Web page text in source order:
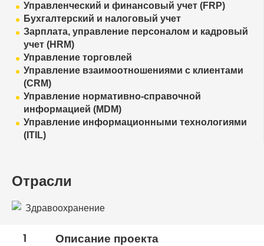
Управленческий и финансовый учет (FRP)
Бухгалтерский и налоговый учет
Зарплата, управление персоналом и кадровый
учет (HRM)
Управление торговлей
Управление взаимоотношениями с клиентами
(CRM)
Управление нормативно-справочной
информацией (MDM)
Управление информационными технологиями
(ITIL)
Отрасли
Здравоохранение
1 Описание проекта